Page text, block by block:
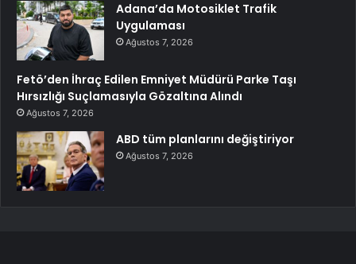
Adana’da Motosiklet Trafik
Uygulaması
Ağustos 7, 2026
Fetö’den İhraç Edilen Emniyet Müdürü Parke Taşı
Hırsızlığı Suçlamasıyla Gözaltına Alındı
Ağustos 7, 2026
ABD tüm planlarını değiştiriyor
Ağustos 7, 2026